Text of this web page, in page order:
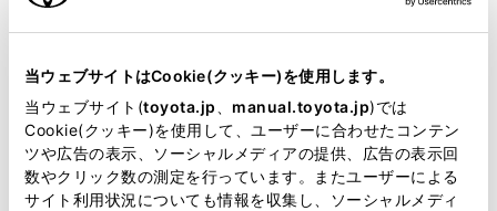
当ウェブサイトはCookie(クッキー)を使用します。
当ウェブサイト(toyota.jp manual.toyota.jp)では
Cookie(クッキー)を使用して、ユーザーに合わせたコンテン
ツや広告の表示、ソーシャルメディアの提供、広告の表示回
数やクリック数の測定を行っています。またユーザーによる
サイト利用状況についても情報を収集し、ソーシャルメディ
必須 都道府県
必須 市区町村名